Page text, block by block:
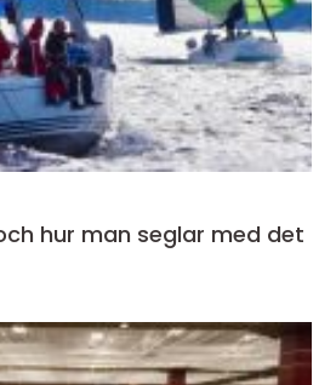
hur man seglar med det